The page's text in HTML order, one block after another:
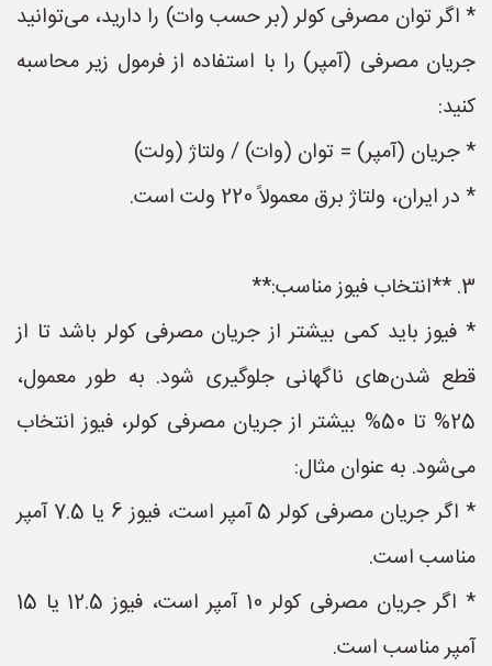
* اگر توان مصرفی کولر (بر حسب وات) را دارید، می‌توانید
جریان مصرفی (آمپر) را با استفاده از فرمول زیر محاسبه
کنید:
* جریان (آمپر) = توان (وات) / ولتاژ (ولت)
* در ایران، ولتاژ برق معمولاً 220 ولت است.
3. **انتخاب فیوز مناسب:**
* فیوز باید کمی بیشتر از جریان مصرفی کولر باشد تا از
قطع شدن‌های ناگهانی جلوگیری شود. به طور معمول،
25% تا 50% بیشتر از جریان مصرفی کولر، فیوز انتخاب
می‌شود. به عنوان مثال:
* اگر جریان مصرفی کولر 5 آمپر است، فیوز 6 یا 7.5 آمپر
مناسب است.
* اگر جریان مصرفی کولر 10 آمپر است، فیوز 12.5 یا 15
آمپر مناسب است.